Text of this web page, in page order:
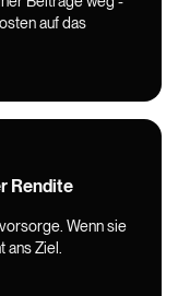
auf das
Rendite
Wenn sie
Ziel.